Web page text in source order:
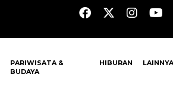
PARIWISATA &
BUDAYA
HIBURAN LAINNYA